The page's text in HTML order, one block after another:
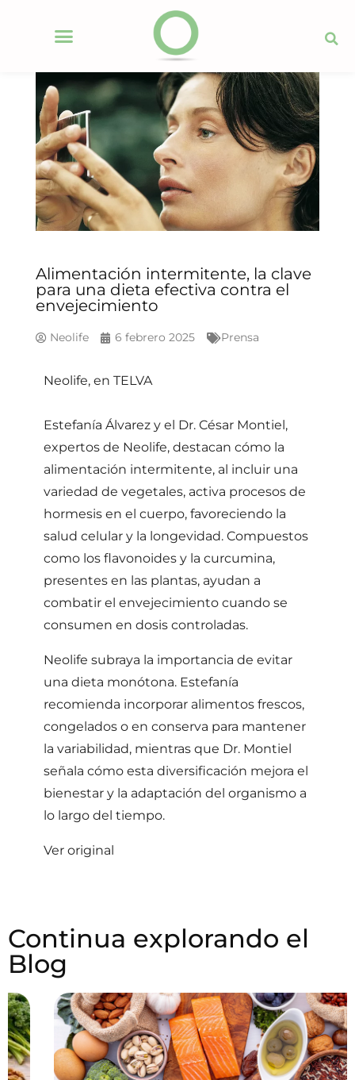
Alimentación intermitente, la clave
para una dieta efectiva contra el
envejecimiento
Neolife 6 febrero 2025 Prensa
Neolife, en TELVA
Estefanía Álvarez y el Dr. César Montiel,
expertos de Neolife, destacan cómo la
alimentación intermitente, al incluir una
variedad de vegetales, activa procesos de
hormesis en el cuerpo, favoreciendo la
salud celular y la longevidad. Compuestos
como los flavonoides y la curcumina,
presentes en las plantas, ayudan a
combatir el envejecimiento cuando se
consumen en dosis controladas.
Neolife subraya la importancia de evitar
una dieta monótona. Estefanía
recomienda incorporar alimentos frescos,
congelados o en conserva para mantener
la variabilidad, mientras que Dr. Montiel
señala cómo esta diversificación mejora el
bienestar y la adaptación del organismo a
lo largo del tiempo.
Ver original
Continua explorando el
Blog